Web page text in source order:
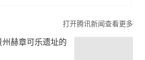
打开腾讯新闻查看更多
赫章可乐遗址的